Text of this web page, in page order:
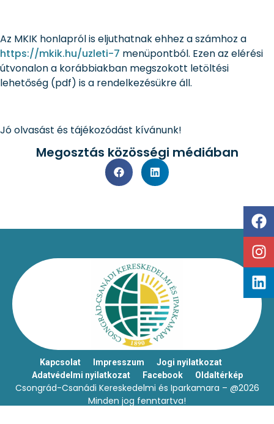
Az MKIK honlapról is eljuthatnak ehhez a számhoz a
https://mkik.hu/uzleti-7 menüpontból. Ezen az elérési
útvonalon a korábbiakban megszokott letöltési
lehetőség (pdf) is a rendelkezésükre áll.
Jó olvasást és tájékozódást kívánunk!
Megosztás közösségi médiában
Kapcsolat Impresszum
Jogi nyilatkozat
Adatvédelmi nyilatkozat
Facebook Oldaltérkép
Csongrád-Csanádi Kereskedelmi és Iparkamara – @2026
Minden jog fenntartva!